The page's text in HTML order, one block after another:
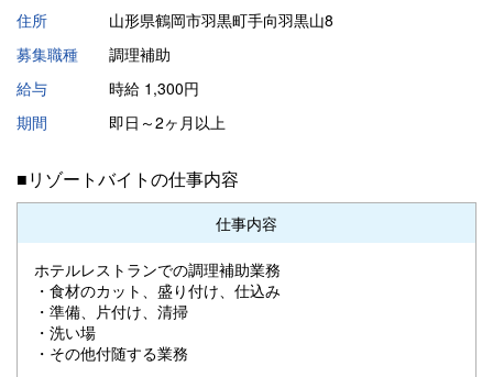
住所
山形県鶴岡市羽黒町手向羽黒山8
募集職種
調理補助
給与
時給 1,300円
期間
即日～2ヶ月以上
■リゾートバイトの仕事内容
仕事内容
ホテルレストランでの調理補助業務
・食材のカット、盛り付け、仕込み
・準備、片付け、清掃
・洗い場
・その他付随する業務